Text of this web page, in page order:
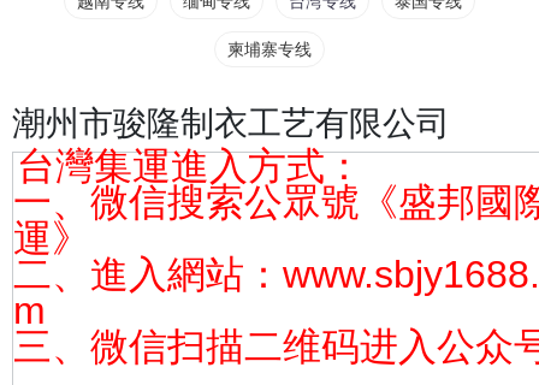
柬埔寨专线
潮州市骏隆制衣工艺有限公司
台灣集運進入方式：
一、微信搜索公眾號《盛邦國
運》
二、進入網站：
m
三、微信扫描二维码进入公众